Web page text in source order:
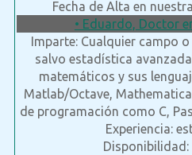
Fecha de Alta en
• Eduardo, Doctor
Imparte: Cualquier campo
salvo estadística
matemáticos y sus
Matlab/Octave,
de programación como C,
Experiencia: